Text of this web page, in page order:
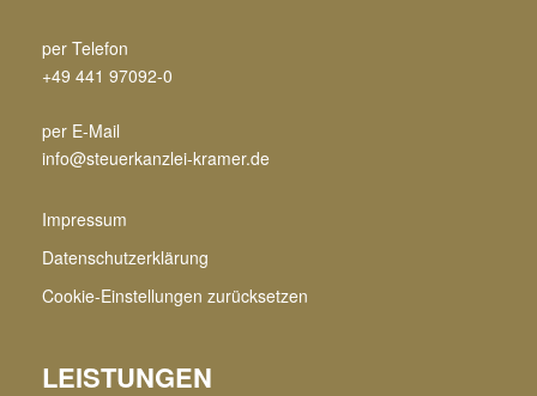
per Telefon
+49 441 97092-0
per E-Mail
info@steuerkanzlei-kramer.de
Impressum
Datenschutzerklärung
Cookie-Einstellungen zurücksetzen
LEISTUNGEN